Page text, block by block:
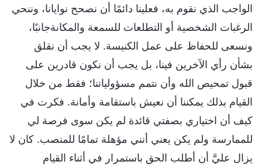
الواجب الذي نقوم به، فعلينا دائمًا أن نصحح نوايانا، وننحي
الرغبات الشخصية أو التطلعات للسمعة والمكانةجانبًا،
ونسعى للحفاظ على عمل الكنيسة. لا يجب أن نقلق
بشأن رأي الآخرين فينا، بل يجب أن نكون قادرين على
قبول تمحيص الله وأن نتمم مسؤولياتنا؛ فقط من خلال
القيام بذلك يمكننا أن نعيش باستقامة وأمانة. فكرت في
كيف أن اختياري بصفتي قائدة لم يكن سوى فرصة لي
للممارسة ولم يكن يعني أنني مؤهلة تمامًا للمنصب. كان لا
يزال عليَّ أن أطلب الحق باستمرار في أثناء القيام